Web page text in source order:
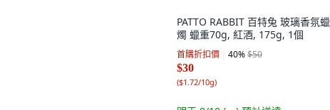
PATTO RABBIT 百特兔 玻璃香氛蠟
燭 蠟重70g, 紅酒, 175g, 1個
首購折扣價 40%$50
$30
($1.72/10g)